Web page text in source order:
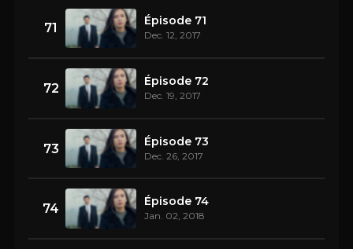
71 Épisode 71
Dec. 12, 2017
72 Épisode 72
Dec. 19, 2017
73 Épisode 73
Dec. 26, 2017
74 Épisode 74
Jan. 02, 2018